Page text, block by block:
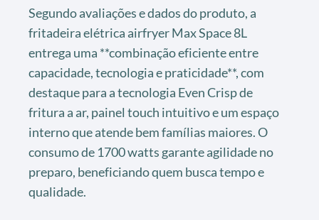
Segundo avaliações e dados do produto, a
fritadeira elétrica airfryer Max Space 8L
entrega uma **combinação eficiente entre
capacidade, tecnologia e praticidade**, com
destaque para a tecnologia Even Crisp de
fritura a ar, painel touch intuitivo e um espaço
interno que atende bem famílias maiores. O
consumo de 1700 watts garante agilidade no
preparo, beneficiando quem busca tempo e
qualidade.